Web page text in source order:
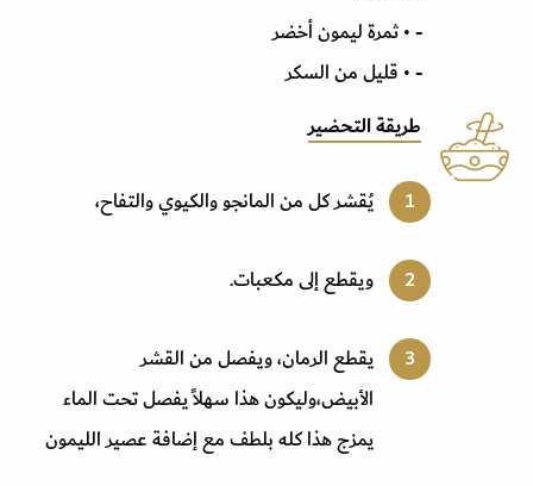
- • ثمرة ليمون أخضر
- • قليل من السكر
طريقة التحضير
يُقشر كل من المانجو والكيوي والتفاح،
ويقطع إلى مكعبات.
يقطع الرمان، ويفصل من القشر
الأبيض،وليكون هذا سهلاً يفصل تحت الماء
يمزج هذا كله بلطف مع إضافة عصير الليمون